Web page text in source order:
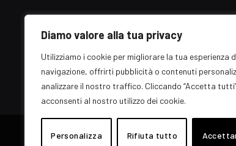
Diamo valore alla tua privacy
Utilizziamo i cookie per migliorare la tua esperienza
navigazione, offrirti pubblicità o contenuti
analizzare il nostro traffico. Cliccando “Accetta
acconsenti al nostro utilizzo dei cookie.
Personalizza Rifiuta tutto
© 2026 EZ Rome Designed byARvis.it.